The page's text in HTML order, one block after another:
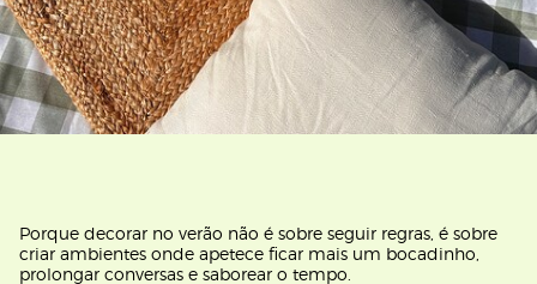
Porque decorar no verão não é sobre seguir regras, é sobre
criar ambientes onde apetece ficar mais um bocadinho,
prolongar conversas e saborear o tempo.